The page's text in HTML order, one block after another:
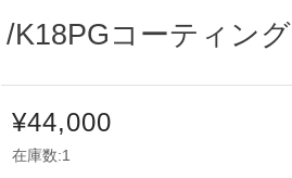
K18PGコーティング
¥44,000
在庫数:1